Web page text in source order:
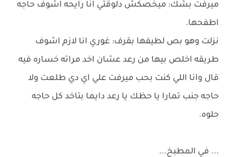
ميرفت بشك: ميخصكش دلوقتي انا رايحه اشوف حاجه
اطفحها.
نزلت وهو بص لطيفها بقرف: غوري انا لازم اشوف
طريقه اخلص بيها من رعد عشان اخد مراته خساره فيه
قال وانا اللي كنت بحب ميرفت علي اي دي طلعت ولا
حاجه جنب تمارا يا حظك يا رعد دايما بتاخد كل حاجه
حلوه.
... في المطبخ...